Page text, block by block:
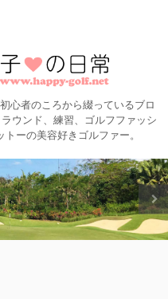
心者のころから綴っているブロ
ウンド、練習、ゴルフファッシ
ーの美容好きゴルファー。